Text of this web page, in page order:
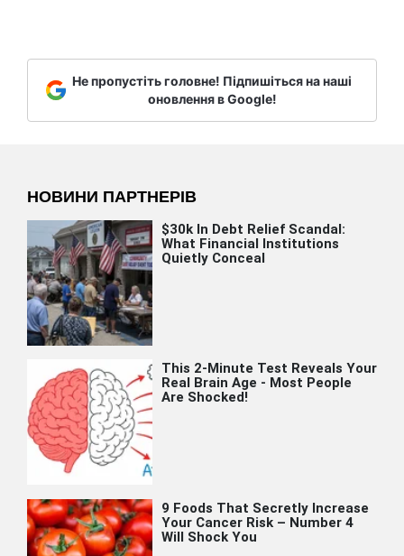
Не пропустіть головне! Підпишіться на наші
оновлення в Google!